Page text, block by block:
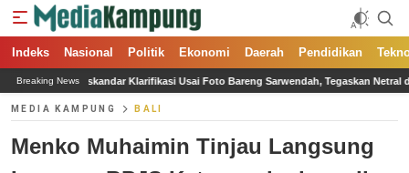
Indeks Nasional Politik Ekonomi Daerah Pendidikan
Breaking News
Usai Foto Bareng Sarwendah, Tegaskan Netral di Konflik Rumah Tangga
MEDIA KAMPUNG BALI
Menko Muhaimin Tinjau Langsung